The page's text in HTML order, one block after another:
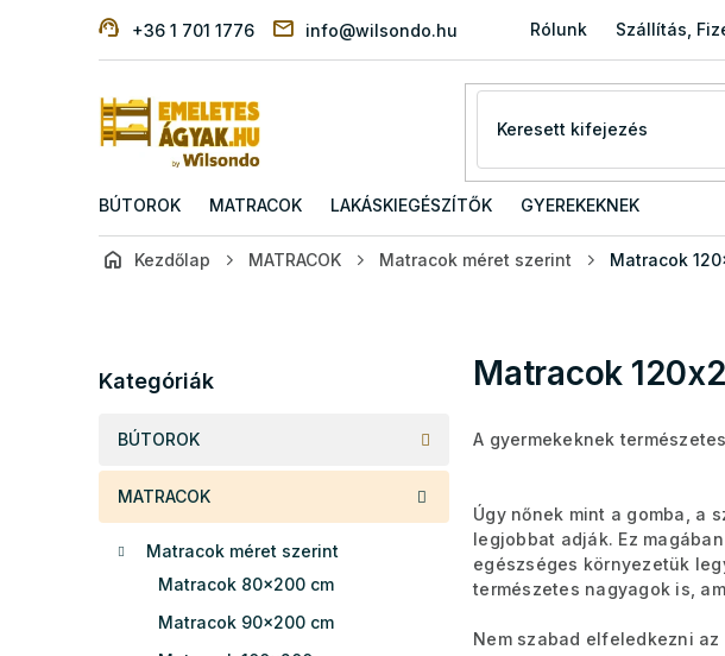
+36 1 701 1776 info@wilsondo.hu Rólunk Szállítás,
BÚTOROK MATRACOK LAKÁSKIEGÉSZÍTŐK GYEREKEKNEK
Kezdőlap MATRACOK Matracok méret szerint Matracok
a
p
n
átugrása
Kategóriák
BÚTOROK
MATRACOK
Matracok méret szerint
Matracok 80x200 cm
Matracok 90x200 cm
Matracok
A gyermekeknek
Úgy nőnek mint a gomba, a
legjobbat adják. Ez
egészséges környezetük
természetes nagyagok is,
Nem szabad elfeledkezni